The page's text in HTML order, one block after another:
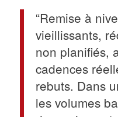
“Remise à
vieillissants,
non planifiés,
cadences
rebuts. Dans
les volumes